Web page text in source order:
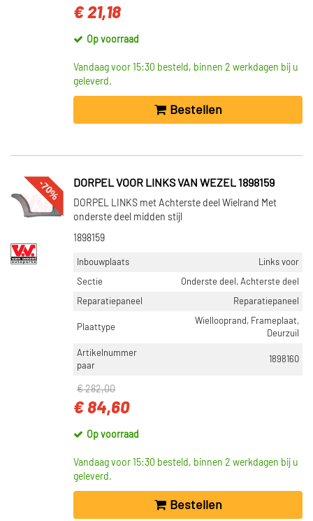
€ 21,18
Op voorraad
Vandaag voor 15:30 besteld, binnen 2 werkdagen bij u
geleverd.
Bestellen
-70% DORPEL VOOR LINKS VAN WEZEL 1898159
DORPEL LINKS met Achterste deel Wielrand Met
onderste deel midden stijl
1898159
Inbouwplaats
Links voor
Sectie
Onderste deel, Achterste deel
Reparatiepaneel
Reparatiepaneel
Plaattype
Wiellooprand, Frameplaat,
Deurzuil
Artikelnummer
paar
1898160
€ 282,00
€ 84,60
Op voorraad
Vandaag voor 15:30 besteld, binnen 2 werkdagen bij u
geleverd.
Bestellen